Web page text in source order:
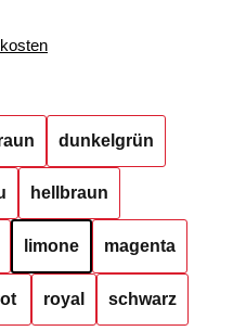
dunkelgrün
hellbraun
limone magenta
royal schwarz